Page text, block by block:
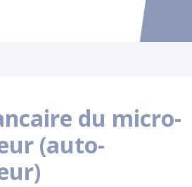
Accéder
du micro-
(auto-